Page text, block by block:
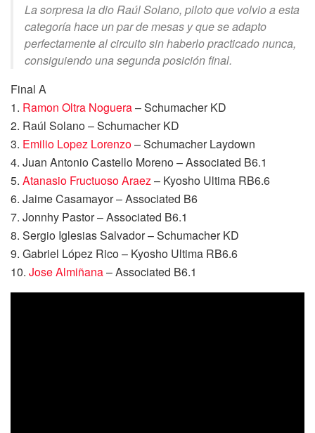
La sorpresa la dio Raúl Solano, piloto que volvio a esta
categoría hace un par de mesas y que se adapto
perfectamente al circuito sin haberlo practicado nunca,
consiguiendo una segunda posición final.
Final A
1. Ramon Oltra Noguera– Schumacher KD
2. Raúl Solano – Schumacher KD
3. Emilio Lopez Lorenzo– Schumacher Laydown
4. Juan Antonio Castello Moreno – Associated B6.1
5. Atanasio Fructuoso Araez– Kyosho Ultima RB6.6
6. Jaime Casamayor – Associated B6
7. Jonnhy Pastor – Associated B6.1
8. Sergio Iglesias Salvador – Schumacher KD
9. Gabriel López Rico – Kyosho Ultima RB6.6
10. Jose Almiñana– Associated B6.1